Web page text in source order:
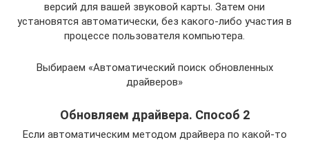
версий для вашей звуковой карты. Затем они
установятся автоматически, без какого-либо участия в
процессе пользователя компьютера.
Выбираем «Автоматический поиск обновленных
драйверов»
Обновляем драйвера. Способ 2
Если автоматическим методом драйвера по какой-то